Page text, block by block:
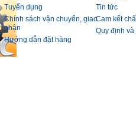
Tuyển dụng
Chính sách vận chuyển, giao
nhận
Hướng dẫn đặt hàng
Tin tức
Cam kết
Quy định